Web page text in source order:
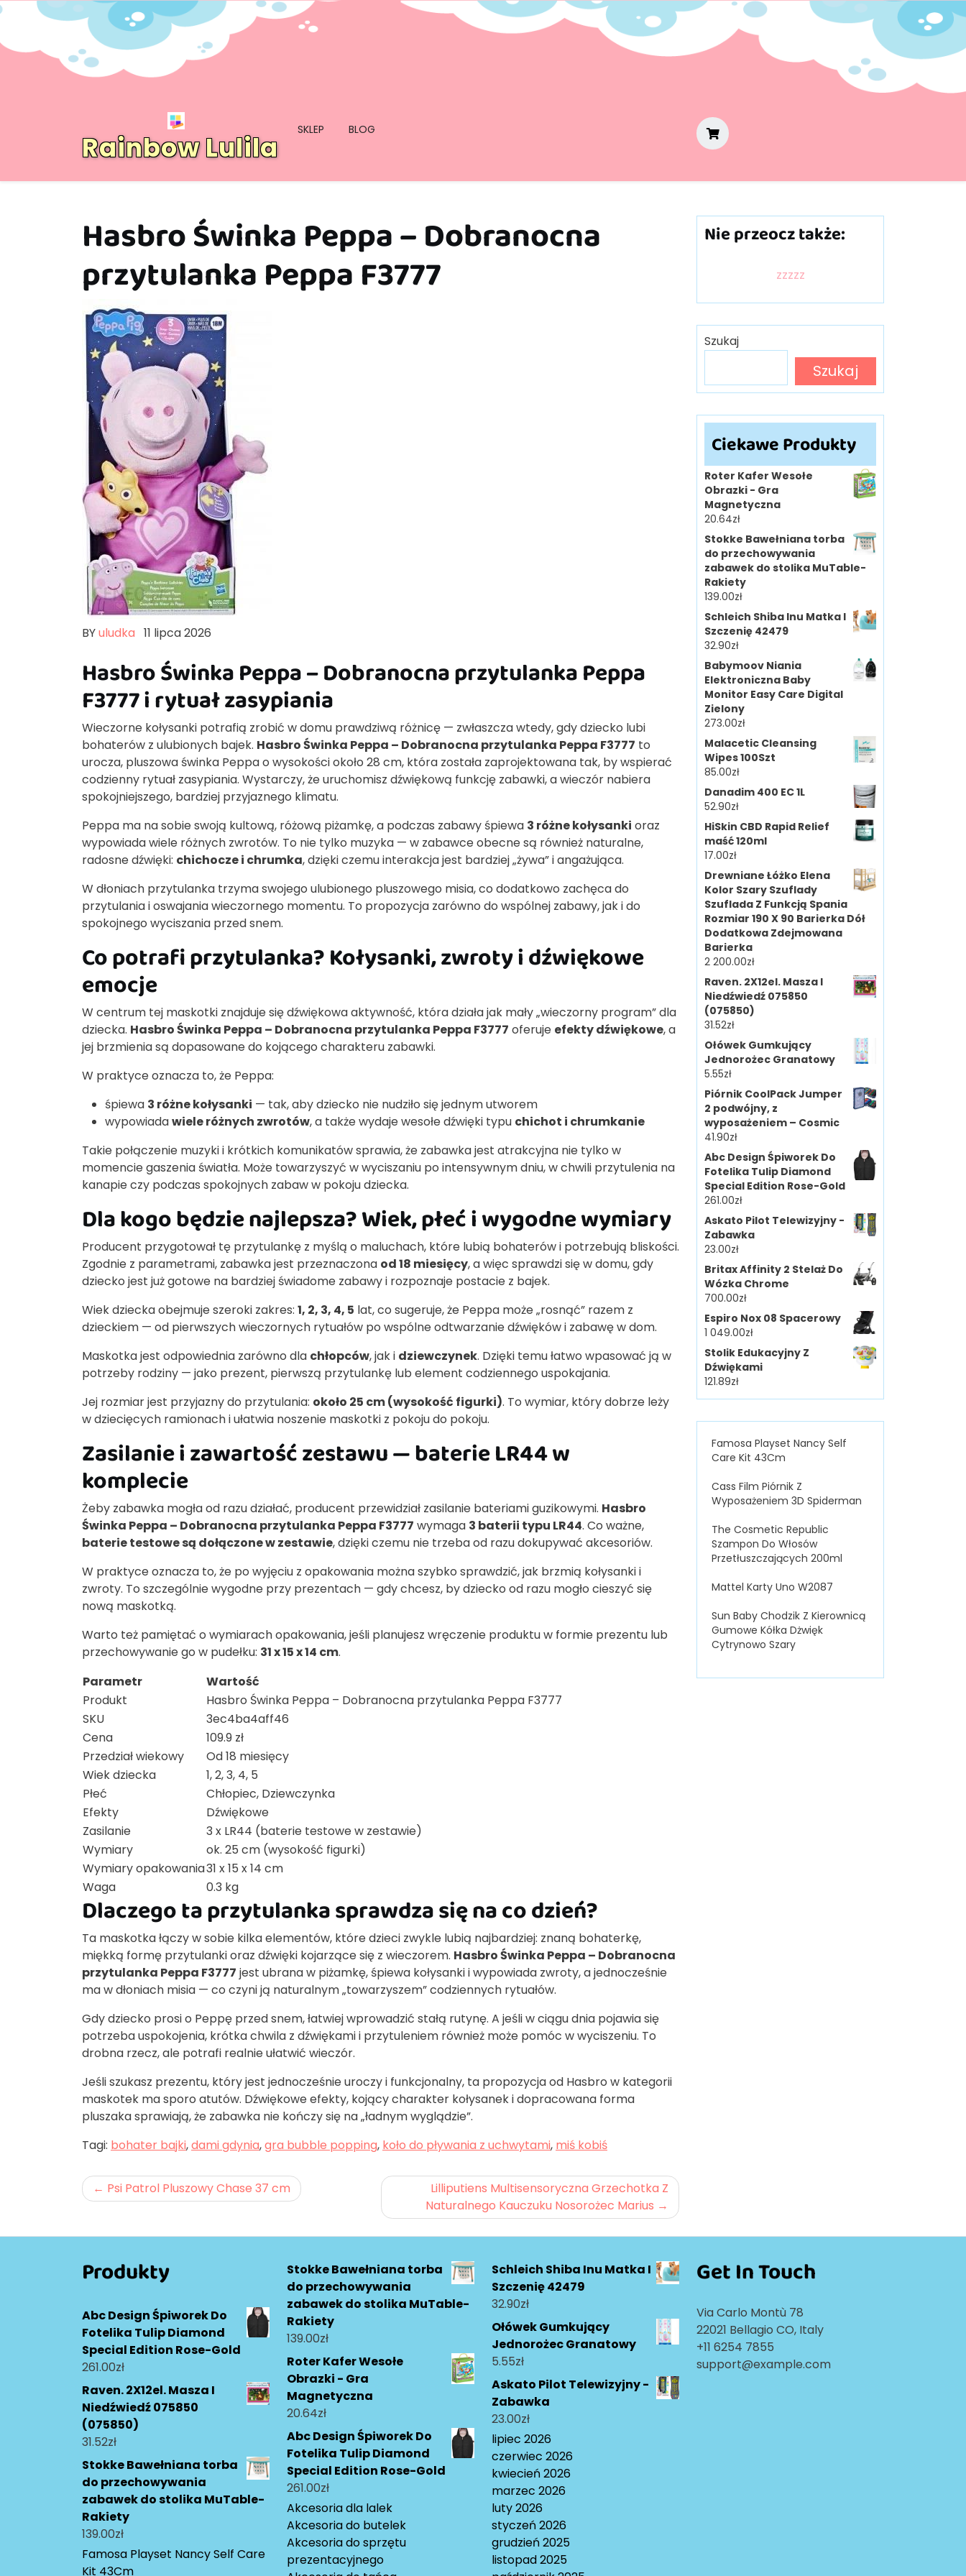
Skip
content
Rainbow Lulila
SKLEP BLOG
Hasbro Świnka Peppa – Dobranocna
przytulanka Peppa F3777
BYuludka 11 lipca 2026
Hasbro Świnka Peppa – Dobranocna przytulanka Peppa
F3777 i rytuał zasypiania
Wieczorne kołysanki potrafią zrobić w domu prawdziwą różnicę — zwłaszcza wtedy, gdy dziecko lubi
bohaterów z ulubionych bajek. Hasbro Świnka Peppa – Dobranocna przytulanka Peppa F3777 to
urocza, pluszowa świnka Peppa o wysokości około 28 cm, która została zaprojektowana tak, by wspierać
codzienny rytuał zasypiania. Wystarczy, że uruchomisz dźwiękową funkcję zabawki, a wieczór nabiera
spokojniejszego, bardziej przyjaznego klimatu.
Peppa ma na sobie swoją kultową, różową piżamkę, a podczas zabawy śpiewa 3 różne kołysanki oraz
wypowiada wiele różnych zwrotów. To nie tylko muzyka — w zabawce obecne są również naturalne,
radosne dźwięki: chichocze i chrumka, dzięki czemu interakcja jest bardziej „żywa” i angażująca.
W dłoniach przytulanka trzyma swojego ulubionego pluszowego misia, co dodatkowo zachęca do
przytulania i oswajania wieczornego momentu. To propozycja zarówno do wspólnej zabawy, jak i do
spokojnego wyciszania przed snem.
Co potrafi przytulanka? Kołysanki, zwroty i dźwiękowe
emocje
W centrum tej maskotki znajduje się dźwiękowa aktywność, która działa jak mały „wieczorny program” dla
dziecka. Hasbro Świnka Peppa – Dobranocna przytulanka Peppa F3777 oferuje efekty dźwiękowe, a
jej brzmienia są dopasowane do kojącego charakteru zabawki.
W praktyce oznacza to, że Peppa:
śpiewa 3 różne kołysanki — tak, aby dziecko nie nudziło się jednym utworem
wypowiadawiele różnych zwrotów, a także wydaje wesołe dźwięki typu chichot i chrumkanie
Takie połączenie muzyki i krótkich komunikatów sprawia, że zabawka jest atrakcyjna nie tylko w
momencie gaszenia światła. Może towarzyszyć w wyciszaniu po intensywnym dniu, w chwili przytulenia na
kanapie czy podczas spokojnych zabaw w pokoju dziecka.
Dla kogo będzie najlepsza? Wiek, płeć i wygodne wymiary
Producent przygotował tę przytulankę z myślą o maluchach, które lubią bohaterów i potrzebują bliskości.
Zgodnie z parametrami, zabawka jest przeznaczona od 18 miesięcy, a więc sprawdzi się w domu, gdy
dziecko jest już gotowe na bardziej świadome zabawy i rozpoznaje postacie z bajek.
Wiek dziecka obejmuje szeroki zakres: 1, 2, 3, 4, 5 lat, co sugeruje, że Peppa może „rosnąć” razem z
dzieckiem — od pierwszych wieczornych rytuałów po wspólne odtwarzanie dźwięków i zabawę w dom.
Maskotka jest odpowiednia zarówno dla chłopców, jak i dziewczynek. Dzięki temu łatwo wpasować ją w
potrzeby rodziny — jako prezent, pierwszą przytulankę lub element codziennego uspokajania.
Jej rozmiar jest przyjazny do przytulania: około 25 cm (wysokość figurki). To wymiar, który dobrze leży
w dziecięcych ramionach i ułatwia noszenie maskotki z pokoju do pokoju.
Zasilanie i zawartość zestawu — baterie LR44 w
komplecie
Żeby zabawka mogła od razu działać, producent przewidział zasilanie bateriami guzikowymi. Hasbro
Świnka Peppa – Dobranocna przytulanka Peppa F3777 wymaga 3 baterii typu LR44. Co ważne,
baterie testowe są dołączone w zestawie, dzięki czemu nie trzeba od razu dokupywać akcesoriów.
W praktyce oznacza to, że po wyjęciu z opakowania można szybko sprawdzić, jak brzmią kołysanki i
zwroty. To szczególnie wygodne przy prezentach — gdy chcesz, by dziecko od razu mogło cieszyć się
nową maskotką.
Warto też pamiętać o wymiarach opakowania, jeśli planujesz wręczenie produktu w formie prezentu lub
przechowywanie go w pudełku: 31 x 15 x 14 cm.
Parametr
Wartość
Produkt
Hasbro Świnka Peppa – Dobranocna przytulanka Peppa F3777
SKU
3ec4ba4aff46
Cena
109.9 zł
Przedział wiekowy
Od 18 miesięcy
Wiek dziecka
1, 2, 3, 4, 5
Płeć
Chłopiec, Dziewczynka
Efekty
Dźwiękowe
Zasilanie
3 x LR44 (baterie testowe w zestawie)
Wymiary
ok. 25 cm (wysokość figurki)
Wymiary opakowania31 x 15 x 14 cm
Waga
0.3 kg
Dlaczego ta przytulanka sprawdza się na co dzień?
Ta maskotka łączy w sobie kilka elementów, które dzieci zwykle lubią najbardziej: znaną bohaterkę,
miękką formę przytulanki oraz dźwięki kojarzące się z wieczorem. Hasbro Świnka Peppa – Dobranocna
przytulanka Peppa F3777 jest ubrana w piżamkę, śpiewa kołysanki i wypowiada zwroty, a jednocześnie
ma w dłoniach misia — co czyni ją naturalnym „towarzyszem” codziennych rytuałów.
Gdy dziecko prosi o Peppę przed snem, łatwiej wprowadzić stałą rutynę. A jeśli w ciągu dnia pojawia się
potrzeba uspokojenia, krótka chwila z dźwiękami i przytuleniem również może pomóc w wyciszeniu. To
drobna rzecz, ale potrafi realnie ułatwić wieczór.
Jeśli szukasz prezentu, który jest jednocześnie uroczy i funkcjonalny, ta propozycja od Hasbro w kategorii
maskotek ma sporo atutów. Dźwiękowe efekty, kojący charakter kołysanek i dopracowana forma
pluszaka sprawiają, że zabawka nie kończy się na „ładnym wyglądzie”.
Tagi: bohater bajki,dami gdynia,gra bubble popping, koło do pływania z uchwytami, miś kobiś
Nawigacja
Psi Patrol Pluszowy Chase 37 cm
Lilliputiens Multisensoryczna Grzechotka Z
Naturalnego Kauczuku Nosorożec Marius
Nie przeocz także:
zzzzz
Szukaj
Szukaj
Ciekawe Produkty
Roter Kafer Wesołe
Obrazki - Gra
Magnetyczna
20.64zł
Stokke Bawełniana torba
do przechowywania
zabawek do stolika MuTable-
Rakiety
139.00zł
Schleich Shiba Inu Matka I
Szczenię 42479
32.90zł
Babymoov Niania
Elektroniczna Baby
Monitor Easy Care Digital
Zielony
273.00zł
Malacetic Cleansing
Wipes 100Szt
85.00zł
Danadim 400 EC 1L
52.90zł
HiSkin CBD Rapid Relief
maść 120ml
17.00zł
Drewniane Łóżko Elena
Kolor Szary Szuflady
Szuflada Z Funkcją Spania
Rozmiar 190 X 90 Barierka Dół
Dodatkowa Zdejmowana
Barierka
2 200.00zł
Raven. 2X12el. Masza I
Niedźwiedź 075850
(075850)
31.52zł
Ołówek Gumkujący
Jednorożec Granatowy
5.55zł
Piórnik CoolPack Jumper
2 podwójny, z
wyposażeniem – Cosmic
41.90zł
Abc Design Śpiworek Do
Fotelika Tulip Diamond
Special Edition Rose-Gold
261.00zł
Askato Pilot Telewizyjny -
Zabawka
23.00zł
Britax Affinity 2 Stelaż Do
Wózka Chrome
700.00zł
Espiro Nox 08 Spacerowy
1 049.00zł
Stolik Edukacyjny Z
Dźwiękami
121.89zł
Famosa Playset Nancy Self
Care Kit 43Cm
Cass Film Piórnik Z
Wyposażeniem 3D Spiderman
The Cosmetic Republic
Szampon Do Włosów
Przetłuszczających 200ml
Mattel Karty Uno W2087
Sun Baby Chodzik Z Kierownicą
Gumowe Kółka Dżwięk
Cytrynowo Szary
Produkty
Abc Design Śpiworek Do
Fotelika Tulip Diamond
Special Edition Rose-Gold
261.00zł
Raven. 2X12el. Masza I
Niedźwiedź 075850
(075850)
31.52zł
Stokke Bawełniana torba
do przechowywania
zabawek do stolika MuTable-
Rakiety
139.00zł
Famosa Playset Nancy Self Care
Kit 43Cm
Stokke Bawełniana torba
do przechowywania
zabawek do stolika MuTable-
Rakiety
139.00zł
Roter Kafer Wesołe
Obrazki - Gra
Magnetyczna
20.64zł
Abc Design Śpiworek Do
Fotelika Tulip Diamond
Special Edition Rose-Gold
261.00zł
Akcesoria dla lalek
Akcesoria do butelek
Akcesoria do sprzętu
prezentacyjnego
Schleich Shiba Inu Matka I
Szczenię 42479
32.90zł
Ołówek Gumkujący
Jednorożec Granatowy
5.55zł
Askato Pilot Telewizyjny -
Zabawka
23.00zł
lipiec 2026
czerwiec 2026
kwiecień 2026
marzec 2026
luty 2026
styczeń 2026
grudzień 2025
listopad 2025
Get In Touch
Via Carlo Montù 78
22021 Bellagio CO, Italy
+11 6254 7855
support@example.com